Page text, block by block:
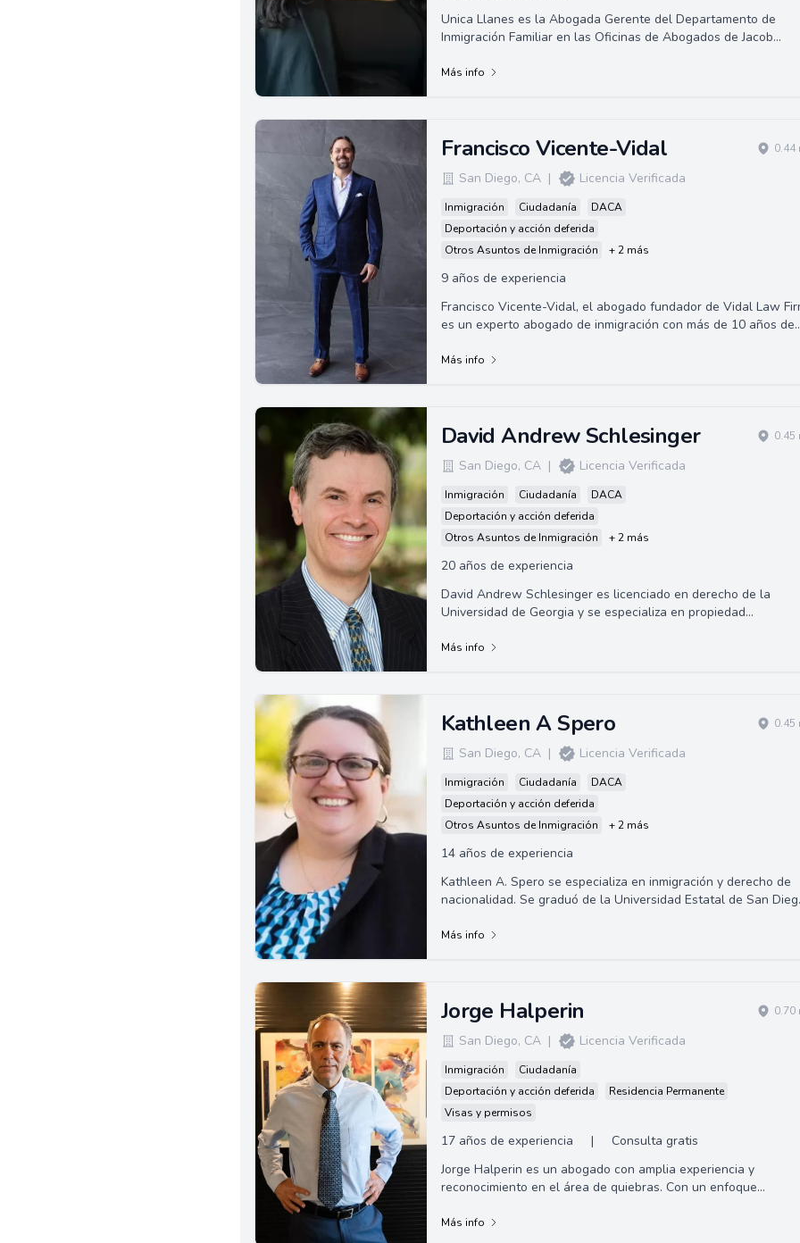
Unica Llanes es la Abogada Gerente del Departamento de
Inmigración Familiar en las Oficinas de Abogados de Jacob
Más info
Francisco Vicente-Vidal
San Diego, CA | Licencia Verificada
Inmigración Ciudadanía
DACA
Deportación y acción deferida
Otros Asuntos de Inmigración
+ 2 más
9 años de experiencia
0.44
Francisco Vicente-Vidal, el abogado fundador de Vidal Law
es un experto abogado de inmigración con más de 10 años de
Más info
David Andrew Schlesinger
San Diego, CA | Licencia Verificada
Inmigración Ciudadanía
DACA
Deportación y acción deferida
Otros Asuntos de Inmigración
+ 2 más
20 años de experiencia
0.45
David Andrew Schlesinger es licenciado en derecho de la
Universidad de Georgia y se especializa en propiedad
Más info
Kathleen A Spero
San Diego, CA | Licencia Verificada
Inmigración Ciudadanía
DACA
Deportación y acción deferida
Otros Asuntos de Inmigración
+ 2 más
14 años de experiencia
0.45
Kathleen A. Spero se especializa en inmigración y derecho de
nacionalidad. Se graduó de la Universidad Estatal de San
Más info
Jorge Halperin
San Diego, CA | Licencia Verificada
Inmigración
Ciudadanía
Deportación y acción deferida
Residencia Permanente
Visas y permisos
17 años de experiencia | Consulta gratis
0.70
Jorge Halperin es un abogado con amplia experiencia y
reconocimiento en el área de quiebras. Con un enfoque
calidad,
Más info